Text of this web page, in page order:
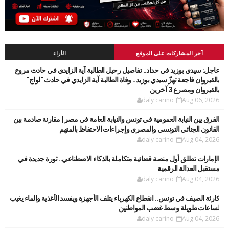
آخر المشاركات على الموقع الأراء
عاجل: سيدي بوزيد في حداد.. تفاصيل رحيل الطالبة آية الزايدي في حادث مروع
بالقيروان فاجعة تهزّ سيدي بوزيد.. وفاة الطالبة آية الزايدي في حادث "لواج"
بالقيروان ومصرع 3 آخرين
daly carino Aug 06, 2026
الفرق بين النيابة العمومية في تونس والنيابة العامة في مصر | مقارنة صادمة بين
القانون الجنائي التونسي والمصري وإجراءات الاحتفاظ بالمتهم
daly carino Aug 04, 2026
الإمارات تطلق أول منصة قضائية متكاملة بالذكاء الاصطناعي.. ثورة جديدة في
مستقبل العدالة الرقمية
daly carino Aug 04, 2026
كارثة الصيف في تونس.. انقطاع الكهرباء يتلف الأجهزة ويفسد الأغذية والماء يغيب
لساعات طويلة وسط غضب المواطنين
daly carino Aug 04, 2026